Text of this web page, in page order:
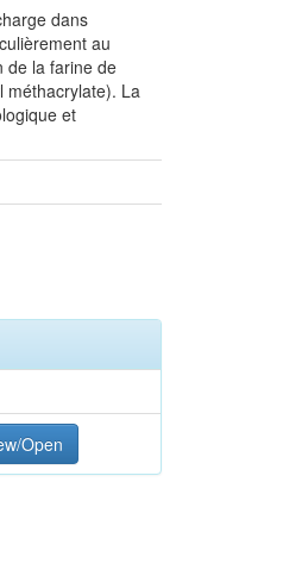
dans
au
de la farine de
méthacrylate). La
et
Open